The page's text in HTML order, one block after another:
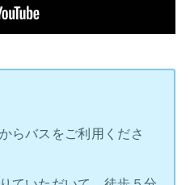
らバスをご利用くださ